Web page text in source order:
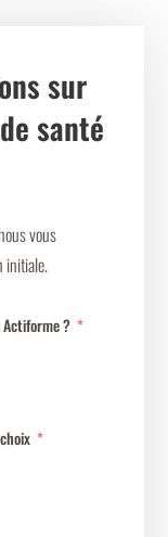
sur
santé
vous
initiale.
?